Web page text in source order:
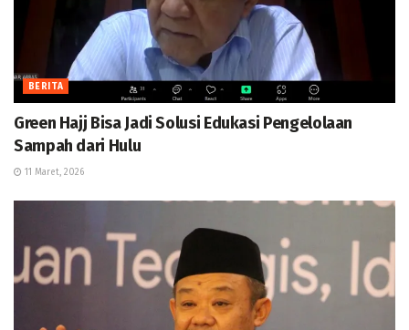
BERITA
Green Hajj Bisa Jadi Solusi Edukasi Pengelolaan
Sampah dari Hulu
11 Maret, 2026